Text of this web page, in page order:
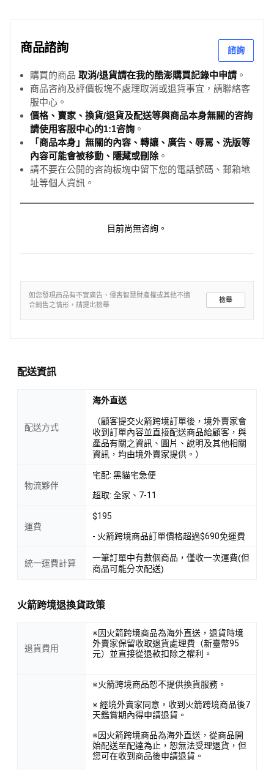
商品諮詢 諮詢
購買的商品 取消/退貨請在我的酷澎購買記錄中申請 。
商品咨詢及評價板塊不處理取消或退貨事宜，請聯絡客
服中心。
價格、賣家、換貨/退貨及配送等與商品本身無關的咨詢
請使用客服中心的1:1咨詢 。
「商品本身」無關的內容、轉讓、廣告、辱罵、洗版等
內容可能會被移動、隱藏或刪除。
請不要在公開的咨詢板塊中留下您的電話號碼、郵箱地
址等個人資訊。
目前尚無咨詢。
如您發現商品有不實廣告、侵害智慧財產權或其他不適
合銷售之情形，請提出檢舉
檢舉
配送資訊
配送方式
海外直送
（顧客提交火箭跨境訂單後，境外賣家會
收到訂單內容並直接配送商品給顧客，與
產品有關之資訊、圖片、說明及其他相關
資訊，均由境外賣家提供。）
物流夥伴
宅配: 黑貓宅急便
超取: 全家、7-11
運費
$195
- 火箭跨境商品訂單價格超過$690免運費
統一運費計算
一筆訂單中有數個商品，僅收一次運費(但
商品可能分次配送)
火箭跨境退換貨政策
退貨費用
※因火箭跨境商品為海外直送，退貨時境
外賣家保留收取退貨處理費（新臺幣95
元）並直接從退款扣除之權利。
※火箭跨境商品恕不提供換貨服務。
※ 經境外賣家同意，收到火箭跨境商品後7
天鑑賞期內得申請退貨。
※因火箭跨境商品為海外直送，從商品開
始配送至配達為止，恕無法受理退貨，但
您可在收到商品後申請退貨。